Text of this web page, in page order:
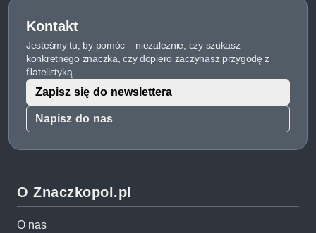
Kontakt
Jesteśmy tu, by pomóc – niezależnie, czy szukasz
konkretnego znaczka, czy dopiero zaczynasz przygodę z
filatelistyką.
Napisz do nas
Zapisz się do newslettera
O Znaczkopol.pl
O nas